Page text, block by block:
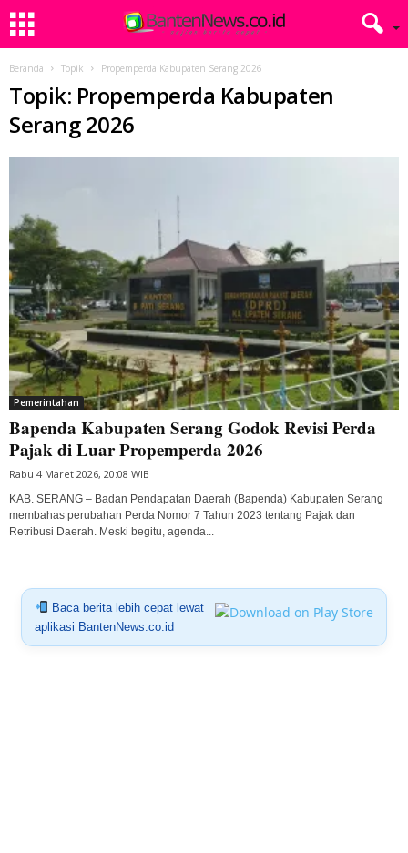
Beranda Topik Propemperda Kabupaten Serang 2026
Topik: Propemperda Kabupaten
Serang 2026
Pemerintahan
Bapenda Kabupaten Serang Godok Revisi Perda
Pajak di Luar Propemperda 2026
Rabu 4 Maret 2026, 20:08 WIB
KAB. SERANG – Badan Pendapatan Daerah (Bapenda) Kabupaten Serang
membahas perubahan Perda Nomor 7 Tahun 2023 tentang Pajak dan
Retribusi Daerah. Meski begitu, agenda...
Baca berita lebih cepat lewat
aplikasi BantenNews.co.id